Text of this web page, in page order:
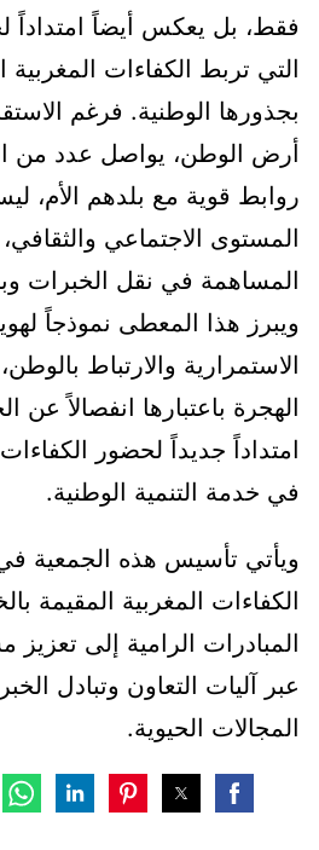
فقط، بل يعكس أيضاً امتداداً
التي تربط الكفاءات المغربية
بجذورها الوطنية. فرغم
أرض الوطن، يواصل عدد من
روابط قوية مع بلدهم الأم،
المستوى الاجتماعي
المساهمة في نقل الخبرات
ويبرز هذا المعطى نموذجاً
الاستمرارية والارتباط
الهجرة باعتبارها انفصالاً عن
امتداداً جديداً لحضور
في خدمة التنمية الوطنية.
ويأتي تأسيس هذه الجمعية
الكفاءات المغربية المقيمة
المبادرات الرامية إلى تعزيز
عبر آليات التعاون وتبادل
المجالات الحيوية.